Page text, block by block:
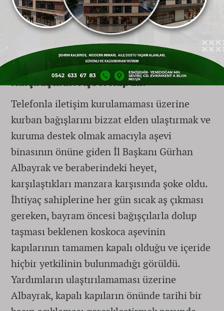
yetkilileri, santralde ve ilgili birimlerde
telefonları açan tek bir muhatap bile
Geldiklerinde Acı Gerçekle
Karşılaştılar: Aşevi Kapalı!
Telefonla iletişim kurulamaması üzerine
kurban bağışlarını bizzat elden ulaştırmak ve
kuruma destek olmak amacıyla aşevi
binasının önüne giden İl Başkanı Gürhan
Albayrak ve beraberindeki heyet,
karşılaştıkları manzara karşısında şoke oldu.
İhtiyaç sahiplerine her gün sıcak aş çıkması
gereken, bayram öncesi bağışçılarla dolup
taşması beklenen koskoca aşevinin
kapılarının tamamen kapalı olduğu ve içeride
hiçbir yetkilinin bulunmadığı görüldü.
Yardımların ulaştırılamaması üzerine
Albayrak, kapalı kapıların önünde tarihi bir